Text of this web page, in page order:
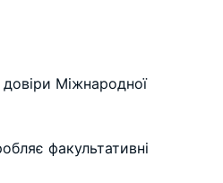
довіри Міжнародної
факультативні